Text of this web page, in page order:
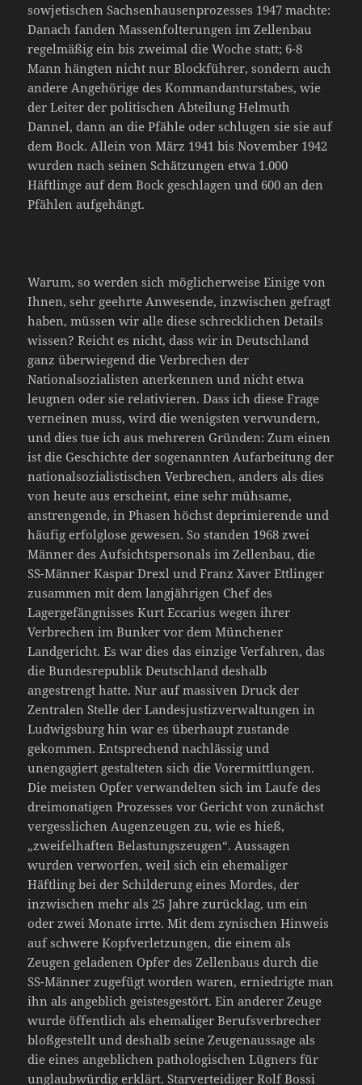
sowjetischen Sachsenhausenprozesses 1947 machte:
Danach fanden Massenfolterungen im Zellenbau
regelmäßig ein bis zweimal die Woche statt; 6-8
Mann hängten nicht nur Blockführer, sondern auch
andere Angehörige des Kommandanturstabes, wie
der Leiter der politischen Abteilung Helmuth
Dannel, dann an die Pfähle oder schlugen sie sie auf
dem Bock. Allein von März 1941 bis November 1942
wurden nach seinen Schätzungen etwa 1.000
Häftlinge auf dem Bock geschlagen und 600 an den
Pfählen aufgehängt.
Warum, so werden sich möglicherweise Einige von
Ihnen, sehr geehrte Anwesende, inzwischen gefragt
haben, müssen wir alle diese schrecklichen Details
wissen? Reicht es nicht, dass wir in Deutschland
ganz überwiegend die Verbrechen der
Nationalsozialisten anerkennen und nicht etwa
leugnen oder sie relativieren. Dass ich diese Frage
verneinen muss, wird die wenigsten verwundern,
und dies tue ich aus mehreren Gründen: Zum einen
ist die Geschichte der sogenannten Aufarbeitung der
nationalsozialistischen Verbrechen, anders als dies
von heute aus erscheint, eine sehr mühsame,
anstrengende, in Phasen höchst deprimierende und
häufig erfolglose gewesen. So standen 1968 zwei
Männer des Aufsichtspersonals im Zellenbau, die
SS-Männer Kaspar Drexl und Franz Xaver Ettlinger
zusammen mit dem langjährigen Chef des
Lagergefängnisses Kurt Eccarius wegen ihrer
Verbrechen im Bunker vor dem Münchener
Landgericht. Es war dies das einzige Verfahren, das
die Bundesrepublik Deutschland deshalb
angestrengt hatte. Nur auf massiven Druck der
Zentralen Stelle der Landesjustizverwaltungen in
Ludwigsburg hin war es überhaupt zustande
gekommen. Entsprechend nachlässig und
unengagiert gestalteten sich die Vorermittlungen.
Die meisten Opfer verwandelten sich im Laufe des
dreimonatigen Prozesses vor Gericht von zunächst
vergesslichen Augenzeugen zu, wie es hieß,
„zweifelhaften Belastungszeugen“. Aussagen
wurden verworfen, weil sich ein ehemaliger
Häftling bei der Schilderung eines Mordes, der
inzwischen mehr als 25 Jahre zurücklag, um ein
oder zwei Monate irrte. Mit dem zynischen Hinweis
auf schwere Kopfverletzungen, die einem als
Zeugen geladenen Opfer des Zellenbaus durch die
SS-Männer zugefügt worden waren, erniedrigte man
ihn als angeblich geistesgestört. Ein anderer Zeuge
wurde öffentlich als ehemaliger Berufsverbrecher
bloßgestellt und deshalb seine Zeugenaussage als
die eines angeblichen pathologischen Lügners für
unglaubwürdig erklärt. Starverteidiger Rolf Bossi